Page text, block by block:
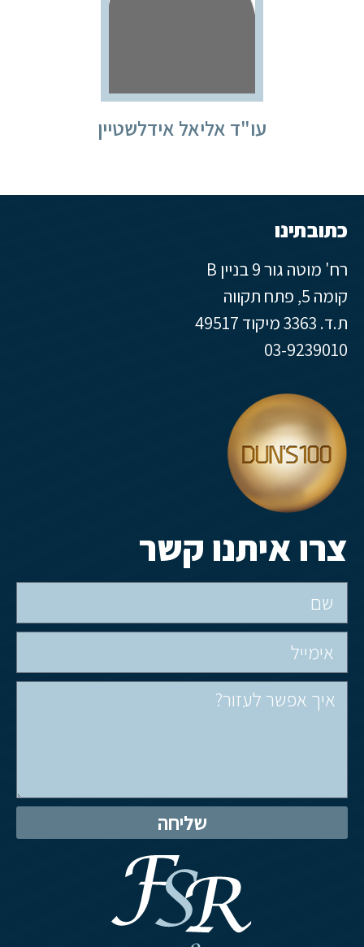
עו"ד אליאל אידלשטיין
כתובתינו
רח' מוטה גור 9 בניין B
קומה 5, פתח תקווה
ת.ד. 3363 מיקוד 49517
03-9239010
צרו איתנו קשר
שליחה